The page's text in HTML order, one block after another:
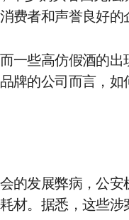
费者和声誉良好的
一些高仿假酒的
牌的公司而言，
的发展弊病，公
材。据悉，这些